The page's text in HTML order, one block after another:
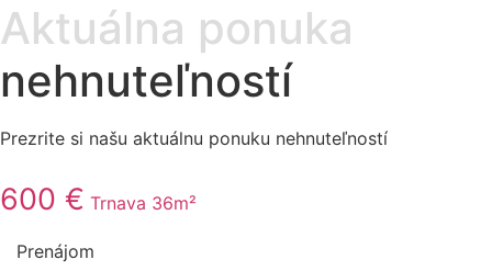
Aktuálna ponuka
nehnuteľností
Prezrite si našu aktuálnu ponuku nehnuteľností
600 € Trnava 36m²
Prenájom